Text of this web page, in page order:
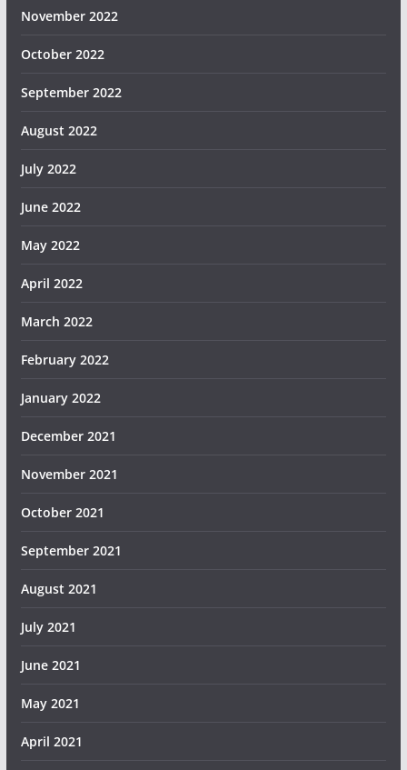
November 2022
October 2022
September 2022
August 2022
July 2022
June 2022
May 2022
April 2022
March 2022
February 2022
January 2022
December 2021
November 2021
October 2021
September 2021
August 2021
July 2021
June 2021
May 2021
April 2021